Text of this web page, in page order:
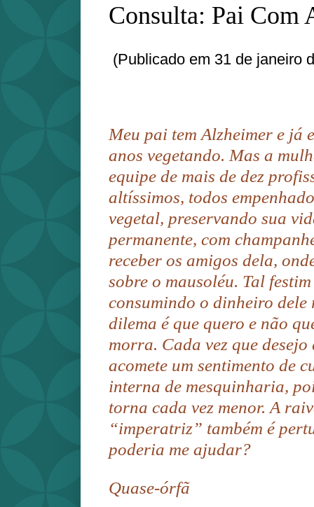
Consulta: Pai Com
(Publicado em 31 de janeiro
Meu pai tem Alzheimer e já
anos vegetando. Mas a
equipe de mais de dez
altíssimos, todos
vegetal, preservando sua
permanente, com
receber os amigos dela,
sobre o mausoléu. Tal
consumindo o dinheiro dele
dilema é que quero e não
morra. Cada vez que desejo
acomete um sentimento de
interna de mesquinharia,
torna cada vez menor. A
“imperatriz” também é
poderia me ajudar?
Quase-órfã